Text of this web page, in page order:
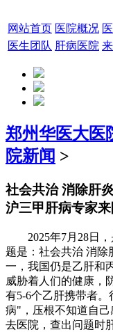
网站首页 医院概况
医生团队 肝病医院
郑州华医大医
院新闻 >
社会共治 消除肝
沪三甲肝病专家
2025年7月28日，
题是：社会共治 消除
一，我国仍是乙肝和
威胁着人们的健康，
有5-6个乙肝携带者
病"，压根不知道自
去医院，查出问题时